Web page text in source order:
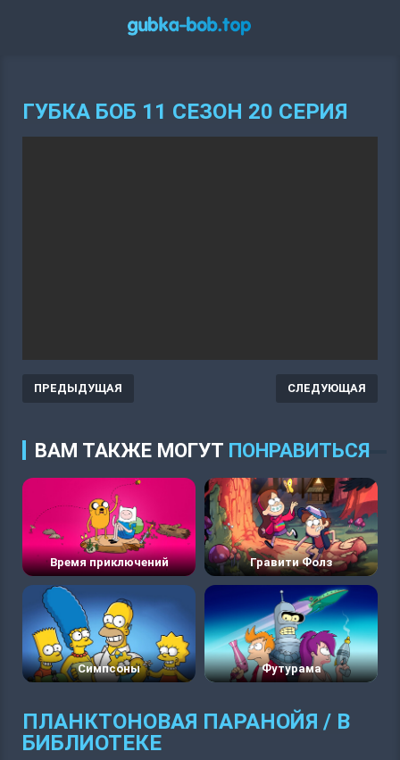
ГУБКА БОБ 11 СЕЗОН 20 СЕРИЯ
ПРЕДЫДУЩАЯ СЛЕДУЮЩАЯ
ВАМ ТАКЖЕ МОГУТ ПОНРАВИТЬСЯ
Время приключений Гравити Фолз
Симпсоны Футурама
ПЛАНКТОНОВАЯ ПАРАНОЙЯ / В
БИБЛИОТЕКЕ